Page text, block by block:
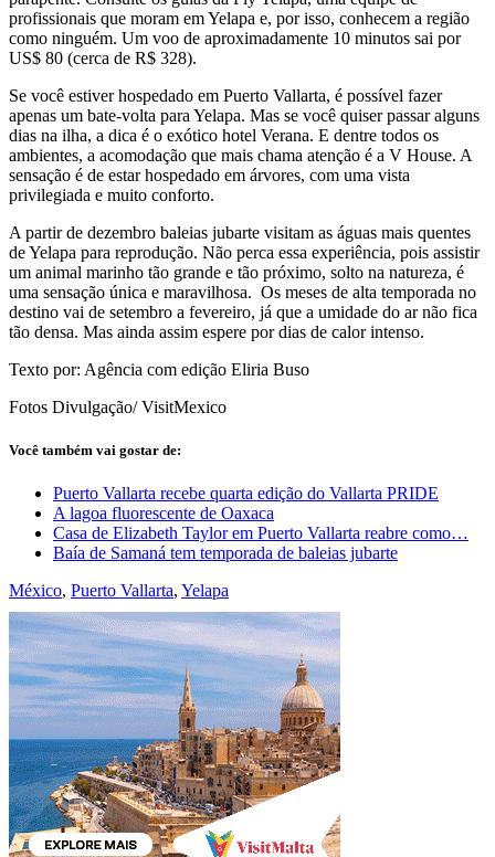
profissionais que moram em Yelapa e, por isso, conhecem a região
como ninguém. Um voo de aproximadamente 10 minutos sai por
US$ 80 (cerca de R$ 328).
Se você estiver hospedado em Puerto Vallarta, é possível fazer
apenas um bate-volta para Yelapa. Mas se você quiser passar alguns
dias na ilha, a dica é o exótico hotel Verana. E dentre todos os
ambientes, a acomodação que mais chama atenção é a V House. A
sensação é de estar hospedado em árvores, com uma vista
privilegiada e muito conforto.
A partir de dezembro baleias jubarte visitam as águas mais quentes
de Yelapa para reprodução. Não perca essa experiência, pois assistir
um animal marinho tão grande e tão próximo, solto na natureza, é
uma sensação única e maravilhosa. Os meses de alta temporada no
destino vai de setembro a fevereiro, já que a umidade do ar não fica
tão densa. Mas ainda assim espere por dias de calor intenso.
Texto por: Agência com edição Eliria Buso
Fotos Divulgação/ VisitMexico
Você também vai gostar de:
Puerto Vallarta recebe quarta edição do Vallarta PRIDE
A lagoa fluorescente de Oaxaca
Casa de Elizabeth Taylor em Puerto Vallarta reabre como…
Baía de Samaná tem temporada de baleias jubarte
México, Puerto Vallarta, Yelapa